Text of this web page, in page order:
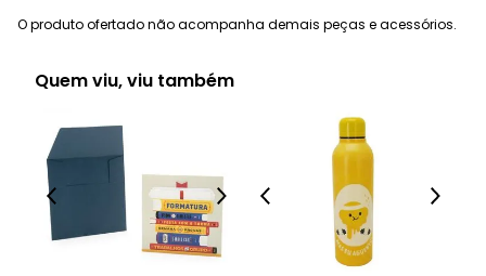
O produto ofertado não acompanha demais peças e acessórios.
Quem viu, viu também